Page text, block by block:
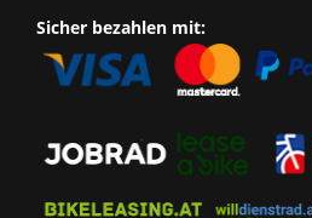
Sicher bezahlen mit: